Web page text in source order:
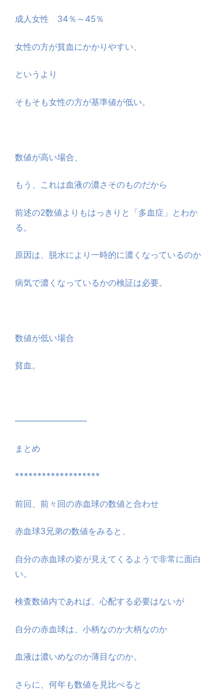
成人女性 34％～45％
女性の方が貧血にかかりやすい、
というより
そもそも女性の方が基準値が低い。
数値が高い場合、
もう、これは血液の濃さそのものだから
前述の2数値よりもはっきりと「多血症」とわか
る。
原因は、脱水により一時的に濃くなっているのか
病気で濃くなっているかの検証は必要。
数値が低い場合
貧血。
————————–
まとめ
*******************
前回、前々回の赤血球の数値と合わせ
赤血球3兄弟の数値をみると、
自分の赤血球の姿が見えてくるようで非常に面白
い。
検査数値内であれば、心配する必要はないが
自分の赤血球は、小柄なのか大柄なのか
血液は濃いめなのか薄目なのか。
さらに、何年も数値を見比べると